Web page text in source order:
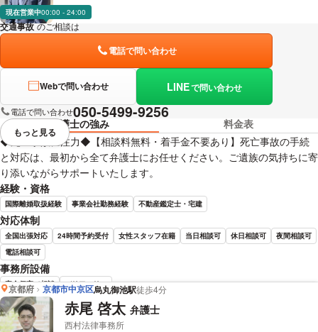
現在営業中00:00 - 24:00
交通事故 のご相談は
電話で問い合わせ
Webで問い合わせ LINEで問い合わせ
電話で問い合わせ050-5499-9256
弁護士の強み
料金表
◆死亡事故に注力◆【相談料無料・着手金不要あり】死亡事故の手続
と対応は、最初から全て弁護士にお任せください。ご遺族の気持ちに寄
り添いながらサポートいたします。
経験・資格
国際離婚取扱経験 事業会社勤務経験 不動産鑑定士・宅建
対応体制
全国出張対応 24時間予約受付 女性スタッフ在籍 当日相談可 休日相談可
夜間相談可
電話相談可
事務所設備
完全個室で相談 バリアフリー
高谷 滋樹 弁護士の詳細情報を見る
視覚的に省略されている要素を
もっと見る
京都府 京都市中京区烏丸御池駅徒歩4分
赤尾 啓太 弁護士
西村法律事務所